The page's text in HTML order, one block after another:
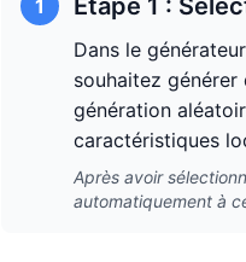
1 Étape 1 :
Dans le
souhaitez
génération
caractéristiques
Après avoir
automatiquement à